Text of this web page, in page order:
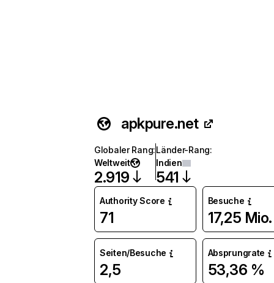
apkpure.net
Globaler Rang:
Weltweit
2.919
Länder-Rang:
Indien
541
Authority Score
71
Besuche
17,25 Mio.
Seiten/Besuche
2,5
Absprungrate
53,36 %